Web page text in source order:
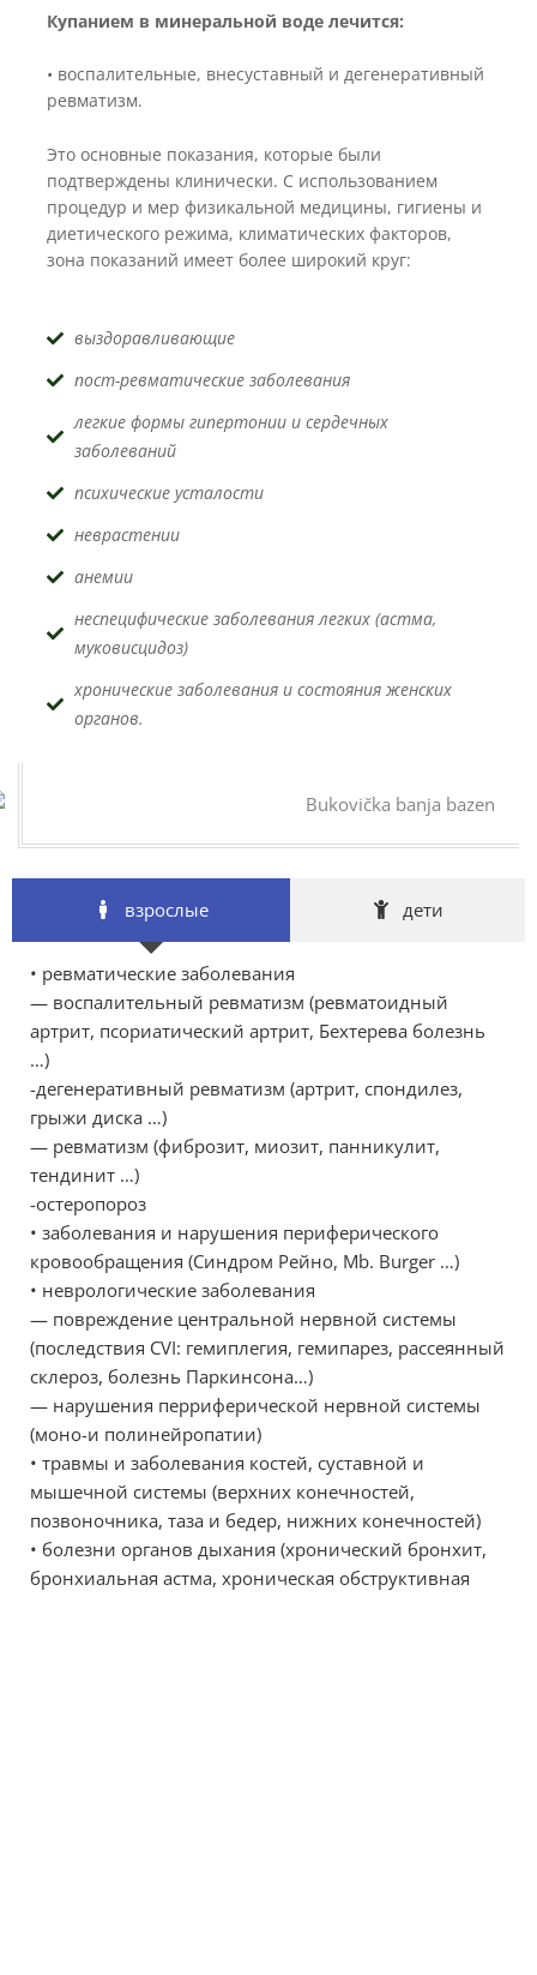
Купанием в минеральной воде лечится:
• воспалительные, внесуставный и дегенеративный
ревматизм.
Это основные показания, которые были
подтверждены клинически. С использованием
процедур и мер физикальной медицины, гигиены и
диетического режима, климатических факторов,
зона показаний имеет более широкий круг:
выздоравливающие
пост-ревматические заболевания
легкие формы гипертонии и сердечных
заболеваний
психические усталости
неврастении
анемии
неспецифические заболевания легких (астма,
муковисцидоз)
хронические заболевания и состояния женских
органов.
взрослые дети
• ревматические заболевания
— воспалительный ревматизм (ревматоидный
артрит, псориатический артрит, Бехтерева болезнь
…)
-дегенеративный ревматизм (артрит, спондилез,
грыжи диска …)
— ревматизм (фиброзит, миозит, панникулит,
тендинит …)
-остеропороз
• заболевания и нарушения периферического
кровообращения (Синдром Рейно, Mb. Burger …)
• неврологические заболевания
— повреждение центральной нервной системы
(последствия CVI: гемиплегия, гемипарез, рассеянный
склероз, болезнь Паркинсона…)
— нарушения перриферической нервной системы
(моно-и полинейропатии)
• травмы и заболевания костей, суставной и
мышечной системы (верхних конечностей,
позвоночника, таза и бедер, нижних конечностей)
• болезни органов дыхания (хронический бронхит,
бронхиальная астма, хроническая обструктивная